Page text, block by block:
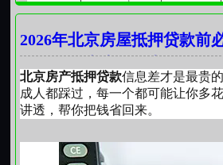
2026年北京房屋抵押贷款前
北京房产抵押贷款信息差才是最贵
成人都踩过，每一个都可能让你多
讲透，帮你把钱省回来。